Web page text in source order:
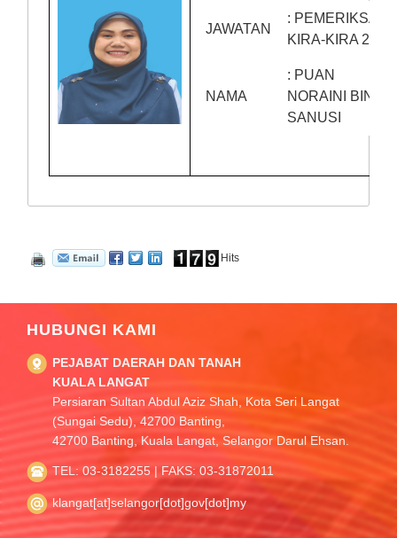
JAWATAN
: PEMERIKSA
KIRA-KIRA 2
NAMA
: PUAN
NORAINI BINTI
SANUSI
Hits
HUBUNGI KAMI
PEJABAT DAERAH DAN TANAH
KUALA LANGAT
Persiaran Sultan Abdul Aziz Shah, Kota Seri Langat
(Sungai Sedu), 42700 Banting,
42700 Banting, Kuala Langat, Selangor Darul Ehsan.
TEL: 03-3182255 | FAKS: 03-31872011
klangat[at]selangor[dot]gov[dot]my